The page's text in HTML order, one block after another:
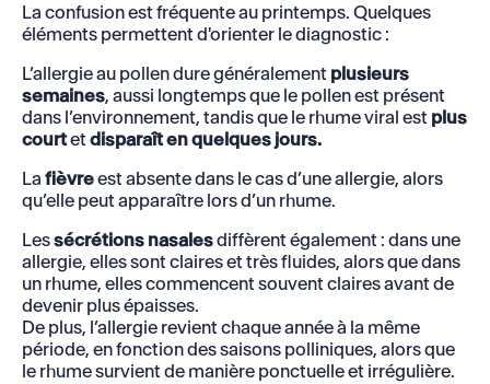
La confusion est fréquente au printemps. Quelques
éléments permettent d'orienter le diagnostic :
L’allergie au pollen dure généralement plusieurs
semaines, aussi longtemps que le pollen est présent
dans l’environnement, tandis que le rhume viral est plus
courtetdisparaît en quelques jours.
La fièvreest absente dans le cas d’une allergie, alors
qu’elle peut apparaître lors d’un rhume.
Lessécrétions nasalesdiffèrent également : dans une
allergie, elles sont claires et très fluides, alors que dans
un rhume, elles commencent souvent claires avant de
devenir plus épaisses.
De plus, l’allergie revient chaque année à la même
période, en fonction des saisons polliniques, alors que
le rhume survient de manière ponctuelle et irrégulière.